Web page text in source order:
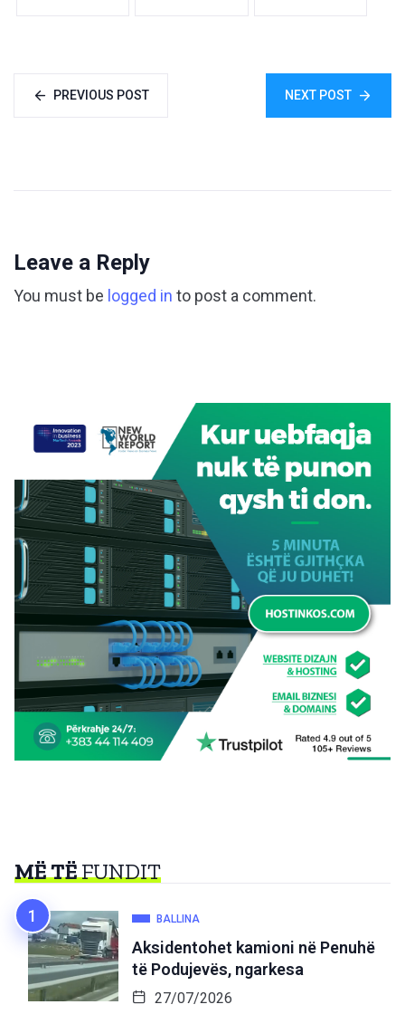
PREVIOUS POST NEXT POST
Leave a Reply
You must be logged in to post a comment.
MË TËFUNDIT
BALLINA
Aksidentohet kamioni në Penuhë
të Podujevës, ngarkesa
27/07/2026